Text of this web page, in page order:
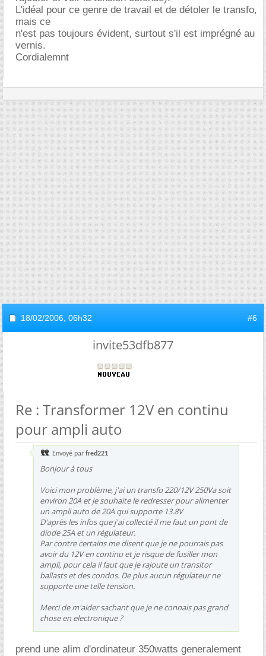
L'idéal pour ce genre de travail et de détoler le transfo,
mais ce
n'est pas toujours évident, surtout s'il est imprégné au
vernis.
Cordialemnt
18/02/2006, 06h32 #6
invite53dfb877
Re : Transformer 12V en continu
pour ampli auto
Envoyé par fred221
Bonjour à tous
Voici mon problème, j'ai un transfo 220/12V 250Va soit
environ 20A et je souhaite le redresser pour alimenter
un ampli auto de 20A qui supporte 13.8V
D'après les infos que j'ai collecté il me faut un pont de
diode 25A et un régulateur.
Par contre certains me disent que je ne pourrais pas
avoir du 12V en continu et je risque de fusiller mon
ampli, pour cela il faut que je rajoute un transitor
ballasts et des condos. De plus aucun régulateur ne
supporte une telle tension.
Merci de m'aider sachant que je ne connais pas grand
chose en electronique ?
prend une alim d'ordinateur 350watts generalement